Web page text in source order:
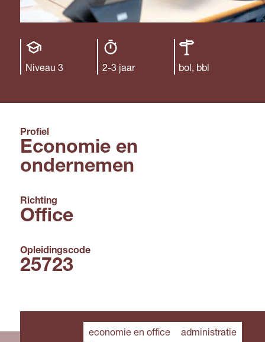
Opleiding
niveau
Niveau 3
2-3 jaar
bol, bbl
Profiel
Economie en
ondernemen
Richting
Office
Opleidingscode
25723
economie en office administratie